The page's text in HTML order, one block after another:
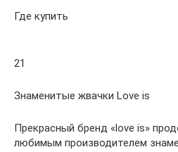
Где купить
21
Знаменитые жвачки Love is
Прекрасный бренд «love is»
любимым производителем